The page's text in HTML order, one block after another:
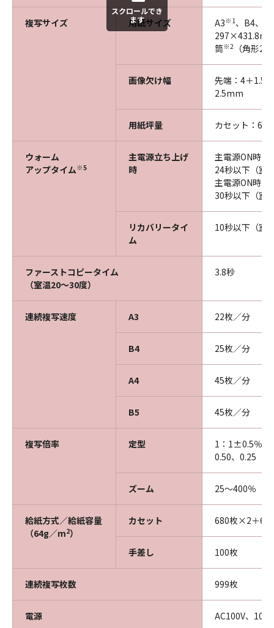
複写サイズ 用紙サイズ A3※1 、B4、
筒※2 （角形2
画像欠け幅
先端：4＋1.5
2.5mm
用紙坪量 カセット：60
ウォーム
アップタイム※5
主電源立ち上げ
時
主電源ON時の
24秒以下（室
主電源ON時の
30秒以下（室
リカバリータイ
ム
10秒以下（室
ファーストコピータイム
（室温20～30度）
3.8秒
連続複写速度 A3 22枚／分
B4 25枚／分
A4 45枚／分
B5 45枚／分
複写倍率 定型
1：1±0.5％、
0.50、0.25
ズーム 25～400％（1
給紙方式／給紙容量
（64g／m2）
カセット 680枚×2＋
手差し 100枚
連続複写枚数 999枚
電源 AC100V、
スクロールでき
ます